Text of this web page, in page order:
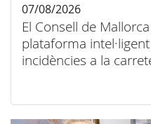
El Consell de
plataforma
incidències a la
07/08/2026